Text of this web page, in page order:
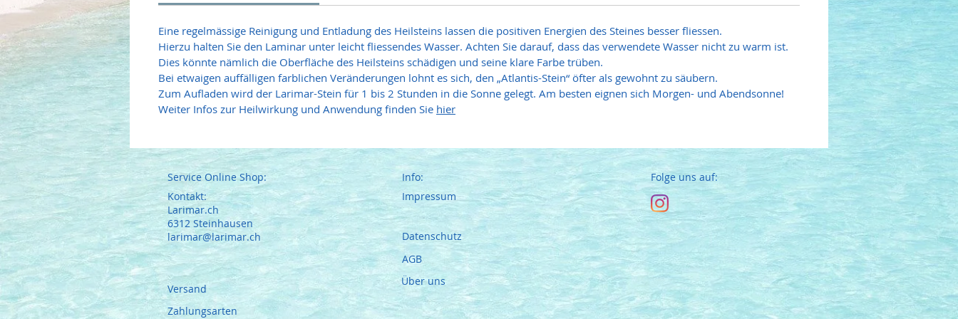
Eine regelmässige Reinigung und Entladung des Heilsteins lassen die positiven Energien des Steines besser fliessen.
Hierzu halten Sie den Laminar unter leicht fliessendes Wasser. Achten Sie darauf, dass das verwendete Wasser nicht zu warm ist.
Dies könnte nämlich die Oberfläche des Heilsteins schädigen und seine klare Farbe trüben.
Bei etwaigen auffälligen farblichen Veränderungen lohnt es sich, den „Atlantis-Stein“ öfter als gewohnt zu säubern.
Zum Aufladen wird der Larimar-Stein für 1 bis 2 Stunden in die Sonne gelegt. Am besten eignen sich Morgen- und Abendsonne!
Weiter Infos zur Heilwirkung und Anwendung finden Sie hier
Service Online Shop:
Kontakt:
Larimar.ch
6312 Steinhausen
larimar@larimar.ch
Info:
Impressum
Folge uns auf:
Datenschutz
AGB
Versand
Über uns
Zahlungsarten